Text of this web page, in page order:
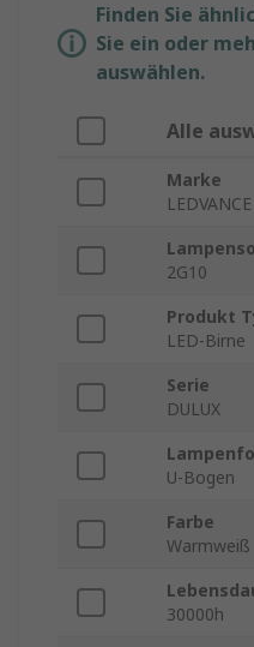
Finden Sie
Sie ein oder
auswählen.
Alle
Marke
LEDVANCE
2G10
Produkt
LED-Birne
Serie
DULUX
U-Bogen
Farbe
Warmweiß
30000h